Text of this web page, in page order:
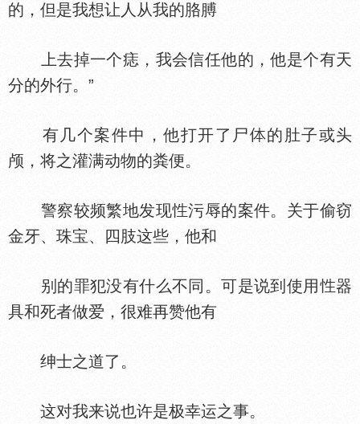
的，但是我想让人从我的胳膊
上去掉一个痣，我会信任他的，他是个有天
分的外行。”
有几个案件中，他打开了尸
的肚子或头
颅，将之灌满动物的粪便。
警察较频繁地发现
污辱的案件。关于偷窃
金牙、珠宝、四肢这些，他和
别的罪犯没有什么不同。可是说到使用
器
具和死者做爱，很难再赞他有
绅士之道了。
这对我来说也许是极幸运之事。